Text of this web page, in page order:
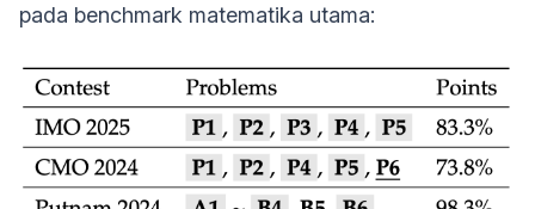
pada benchmark matematika utama: